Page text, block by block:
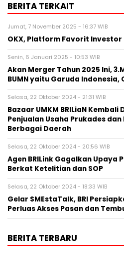
BERITA TERKAIT
Jumat, 7 November 2025 - 16:37 WIB
OKX, Platform Favorit
Senin, 6 Januari 2025 - 10:53 WIB
Akan Merger Tahun 2025 Ini,
BUMN yaitu Garuda Indonesia,
Selasa, 22 Oktober 2024 - 21:31 WIB
Bazaar UMKM BRILiaN Kembali
Penjualan Usaha Prukades
Berbagai Daerah
Selasa, 22 Oktober 2024 - 20:56 WIB
Agen BRILink Gagalkan Upaya
Berkat Ketelitian dan SOP
Selasa, 22 Oktober 2024 - 18:33 WIB
Gelar SMEstaTalk, BRI
Perluas Akses Pasan dan
BERITA TERBARU